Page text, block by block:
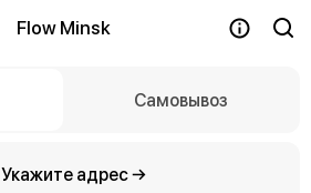
Flow Minsk
Самовывоз
Укажите адрес →